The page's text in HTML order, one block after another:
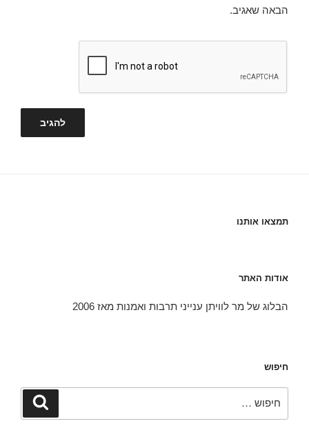
הבאה שאגיב.
תמצאו אותנו
אודות האתר
הבלוג של מר לוויתן ענייני תרבות ואמנות מאז 2006
חיפוש
חיפוש